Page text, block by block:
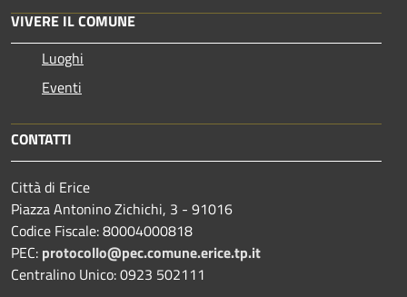
VIVERE IL COMUNE
Luoghi
Eventi
CONTATTI
Città di Erice
Piazza Antonino Zichichi, 3 - 91016
Codice Fiscale: 80004000818
PEC: protocollo@pec.comune.erice.tp.it
Centralino Unico: 0923 502111